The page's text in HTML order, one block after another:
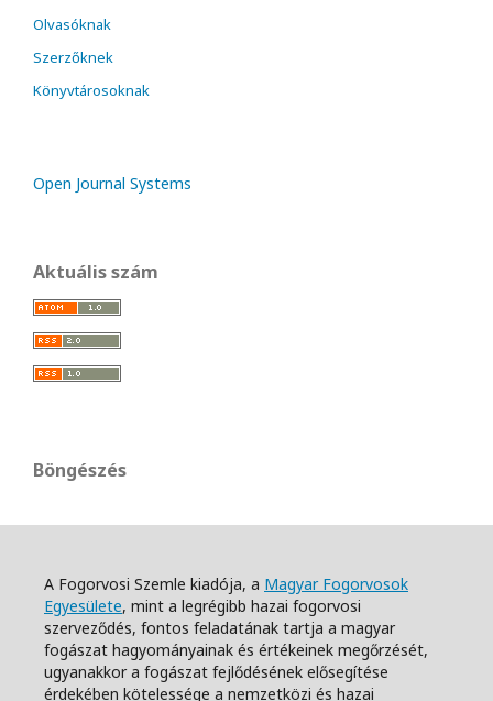
Olvasóknak
Szerzőknek
Könyvtárosoknak
Open Journal Systems
Aktuális szám
Böngészés
A Fogorvosi Szemle kiadója, a Magyar Fogorvosok
Egyesülete, mint a legrégibb hazai fogorvosi
szerveződés, fontos feladatának tartja a magyar
fogászat hagyományainak és értékeinek megőrzését,
ugyanakkor a fogászat fejlődésének elősegítése
érdekében kötelessége a nemzetközi és hazai